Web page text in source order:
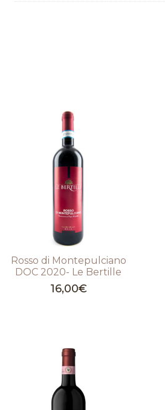
Rosso di Montepulciano
DOC 2020- Le Bertille
16,00€